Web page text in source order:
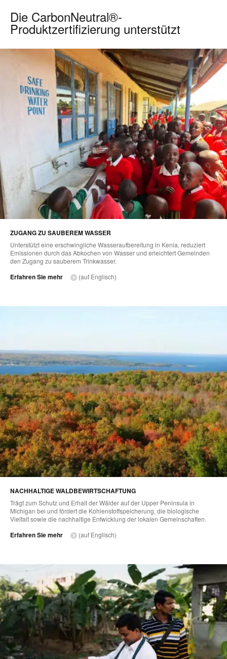
Die CarbonNeutral®-
Produktzertifizierung unterstützt
ZUGANG ZU SAUBEREM WASSER
Unterstützt eine erschwingliche Wasseraufbereitung in Kenia, reduziert
Emissionen durch das Abkochen von Wasser und erleichtert Gemeinden
den Zugang zu sauberem Trinkwasser.
Erfahren Sie mehr (auf Englisch)
NACHHALTIGE WALDBEWIRTSCHAFTUNG
Trägt zum Schutz und Erhalt der Wälder auf der Upper Peninsula in
Michigan bei und fördert die Kohlenstoffspeicherung, die biologische
Vielfalt sowie die nachhaltige Entwicklung der lokalen Gemeinschaften.
Erfahren Sie mehr (auf Englisch)